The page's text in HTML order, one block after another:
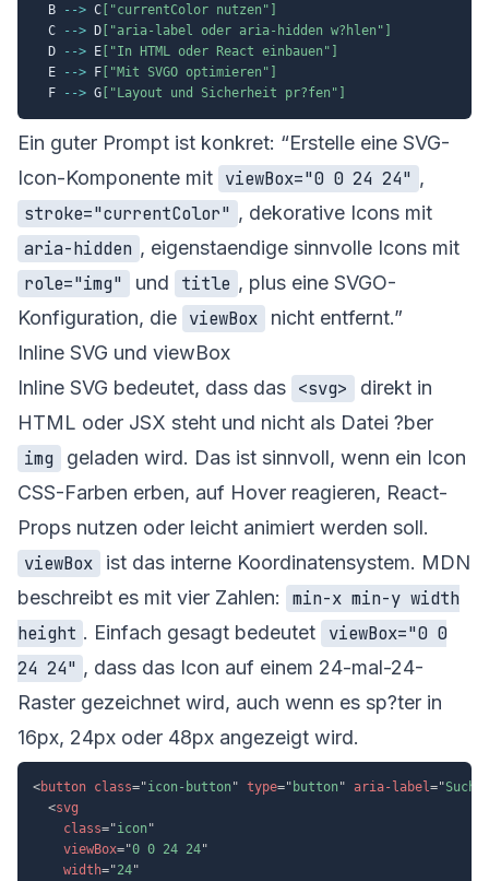
  B
--> C ["currentColor nutzen"]
  C
--> D ["aria-label oder aria-hidden w?hlen"]
  D
--> E ["In HTML oder React einbauen"]
  E
--> F ["Mit SVGO optimieren"]
  F
--> G ["Layout und Sicherheit pr?fen"]
Ein guter Prompt ist konkret: “Erstelle eine SVG-
Icon-Komponente mit viewBox="0 0 24 24" ,
stroke="currentColor" , dekorative Icons mit
aria-hidden , eigenstaendige sinnvolle Icons mit
role="img"
und title , plus eine SVGO-
Konfiguration, die viewBox
nicht entfernt.”
Inline SVG und viewBox
Inline SVG bedeutet, dass das <svg>
direkt in
HTML oder JSX steht und nicht als Datei ?ber
img
geladen wird. Das ist sinnvoll, wenn ein Icon
CSS-Farben erben, auf Hover reagieren, React-
Props nutzen oder leicht animiert werden soll.
viewBox
ist das interne Koordinatensystem. MDN
beschreibt es mit vier Zahlen:
min-x min-y width
height . Einfach gesagt bedeutet
viewBox="0 0
24 24" , dass das Icon auf einem 24-mal-24-
Raster gezeichnet wird, auch wenn es sp?ter in
16px, 24px oder 48px angezeigt wird.
<button class="icon-button" type=" button" aria-label="
<svg
class="icon"
viewBox="0 0 24 24"
width="24"